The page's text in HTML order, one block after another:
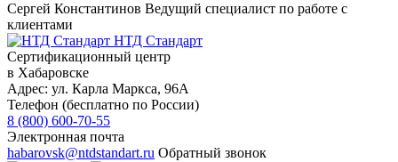
Сергей Константинов Ведущий специалист по работе с
клиентами
НТД Стандарт
Сертификационный центр
в Хабаровске
Адрес: ул. Карла Маркса, 96А
Телефон (бесплатно по России)
8 (800) 600-70-55
Электронная почта
habarovsk@ntdstandart.ru Обратный звонок